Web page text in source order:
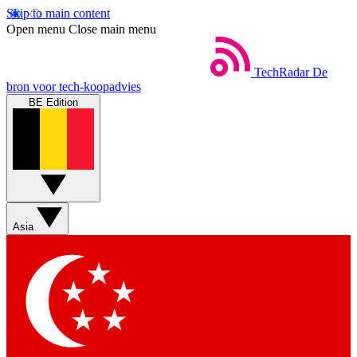
Skip to main content
Open menu Close main menu
TechRadar De
bron voor tech-koopadvies
BE Edition
Asia